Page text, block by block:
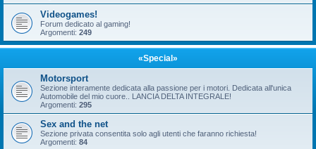
Videogames!
Forum dedicato al gaming!
Argomenti: 249
«Special»
Motorsport
Sezione interamente dedicata alla passione per i motori. Dedicata all'unica
Automobile del mio cuore.. LANCIA DELTA INTEGRALE!
Argomenti: 295
Sex and the net
Sezione privata consentita solo agli utenti che faranno richiesta!
Argomenti: 84